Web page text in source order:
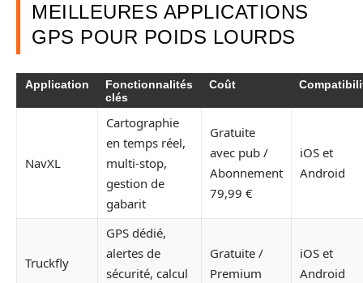
MEILLEURES APPLICATIONS
GPS POUR POIDS LOURDS
Application
Fonctionnalités
clés
Coût
NavXL
Cartographie
en temps réel,
multi-stop,
gestion de
gabarit
Gratuite
avec pub /
Abonnement
79,99 €
iOS et
Android
Truckfly
GPS dédié,
alertes de
sécurité, calcul
Gratuite /
Premium
iOS et
Android